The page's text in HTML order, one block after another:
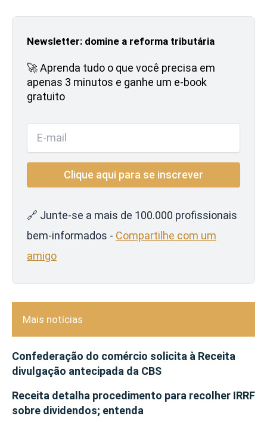
Newsletter: domine a reforma tributária
🚀 Aprenda tudo o que você precisa em
apenas 3 minutos e ganhe um e-book
gratuito
🔗 Junte-se a mais de 100.000 profissionais
bem-informados - Compartilhe com um
amigo
Mais notícias
Confederação do comércio solicita à Receita
divulgação antecipada da CBS
Receita detalha procedimento para recolher IRRF
sobre dividendos; entenda